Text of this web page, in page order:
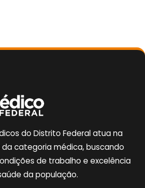
do Distrito Federal atua na
categoria médica, buscando
de trabalho e excelência
da população.